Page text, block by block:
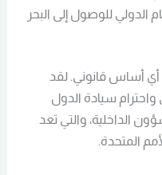
الدولي للوصول إلى البحر
أي أساس قانوني. لقد
واحترام سيادة الدول
الداخلية، والتي تعد
المتحدة.